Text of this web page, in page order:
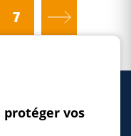
7
protéger vos